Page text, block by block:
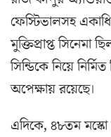
ফেস্টিভালসহ
মুক্তিপ্রাপ্ত
সিন্ডিকে নিয়ে
অপেক্ষায় রয়েছে।
এদিকে, ৪৮তম